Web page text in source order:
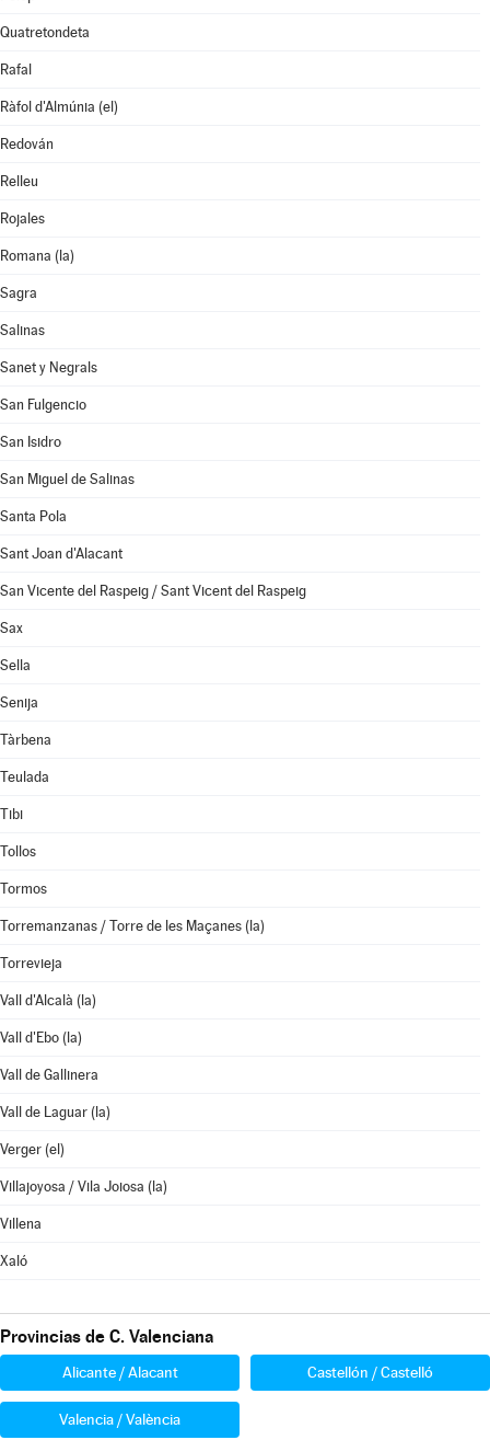
Quatretondeta
Rafal
Ràfol d'Almúnia (el)
Redován
Relleu
Rojales
Romana (la)
Sagra
Salinas
Sanet y Negrals
San Fulgencio
San Isidro
San Miguel de Salinas
Santa Pola
Sant Joan d'Alacant
San Vicente del Raspeig / Sant Vicent del Raspeig
Sax
Sella
Senija
Tàrbena
Teulada
Tibi
Tollos
Tormos
Torremanzanas / Torre de les Maçanes (la)
Torrevieja
Vall d'Alcalà (la)
Vall d'Ebo (la)
Vall de Gallinera
Vall de Laguar (la)
Verger (el)
Villajoyosa / Vila Joiosa (la)
Villena
Xaló
Provincias de C. Valenciana
Alicante / Alacant Castellón / Castelló
Valencia / València